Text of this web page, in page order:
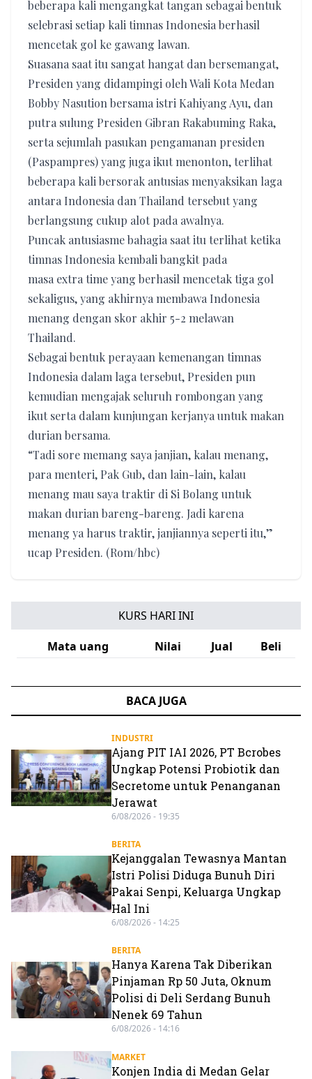
beberapa kali mengangkat tangan sebagai bentuk
selebrasi setiap kali timnas Indonesia berhasil
mencetak gol ke gawang lawan.
Suasana saat itu sangat hangat dan bersemangat,
Presiden yang didampingi oleh Wali Kota Medan
Bobby Nasution bersama istri Kahiyang Ayu, dan
putra sulung Presiden Gibran Rakabuming Raka,
serta sejumlah pasukan pengamanan presiden
(Paspampres) yang juga ikut menonton, terlihat
beberapa kali bersorak antusias menyaksikan laga
antara Indonesia dan Thailand tersebut yang
berlangsung cukup alot pada awalnya.
Puncak antusiasme bahagia saat itu terlihat ketika
timnas Indonesia kembali bangkit pada
masa extra time yang berhasil mencetak tiga gol
sekaligus, yang akhirnya membawa Indonesia
menang dengan skor akhir 5-2 melawan
Thailand.
Sebagai bentuk perayaan kemenangan timnas
Indonesia dalam laga tersebut, Presiden pun
kemudian mengajak seluruh rombongan yang
ikut serta dalam kunjungan kerjanya untuk makan
durian bersama.
“Tadi sore memang saya janjian, kalau menang,
para menteri, Pak Gub, dan lain-lain, kalau
menang mau saya traktir di Si Bolang untuk
makan durian bareng-bareng. Jadi karena
menang ya harus traktir, janjiannya seperti itu,”
ucap Presiden. (Rom/hbc)
KURS HARI INI
Mata uang
Nilai Jual Beli
BACA JUGA
INDUSTRI
Ajang PIT IAI 2026, PT Bcrobes
Ungkap Potensi Probiotik dan
Secretome untuk Penanganan
Jerawat
6/08/2026 - 19:35
BERITA
Kejanggalan Tewasnya Mantan
Istri Polisi Diduga Bunuh Diri
Pakai Senpi, Keluarga Ungkap
Hal Ini
6/08/2026 - 14:25
BERITA
Hanya Karena Tak Diberikan
Pinjaman Rp 50 Juta, Oknum
Polisi di Deli Serdang Bunuh
Nenek 69 Tahun
6/08/2026 - 14:16
MARKET
Konjen India di Medan Gelar